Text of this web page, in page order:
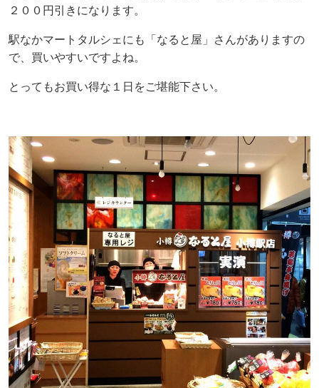
２００円引きになります。
駅なかマートタルシェにも「なると屋」さんがありますの
で、買いやすいですよね。
とってもお買い得な１日をご堪能下さい。